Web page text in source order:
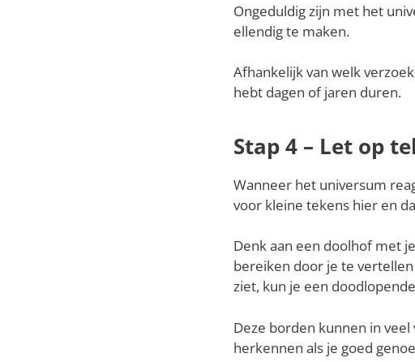
Ongeduldig zijn met het
ellendig te maken.
Afhankelijk van welk
hebt dagen of jaren duren.
Stap 4 – Let op
Wanneer het universum
voor kleine tekens hier en
Denk aan een doolhof met
bereiken door je te
ziet, kun je een
Deze borden kunnen in
herkennen als je goed